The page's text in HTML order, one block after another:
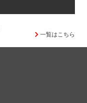
一覧はこちら